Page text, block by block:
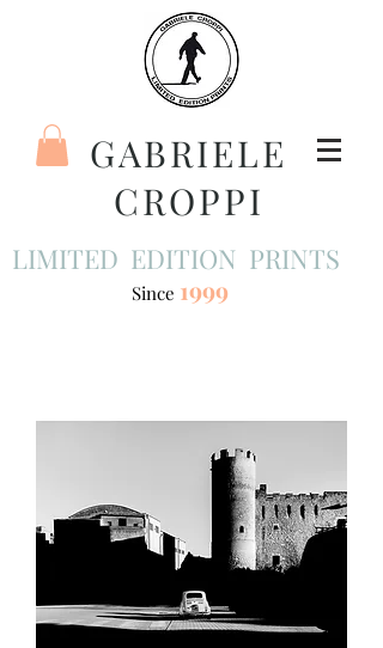
GABRIELE
CROPPI
LIMITED EDITION PRINTS
Since 1999